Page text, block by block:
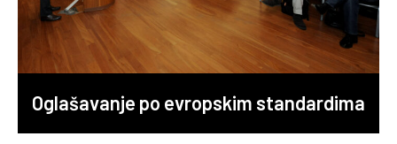
Oglašavanje po evropskim standardima